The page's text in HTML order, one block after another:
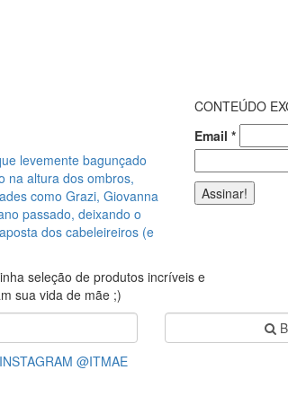
levemente bagunçado
na altura dos ombros,
como Grazi, Giovanna
passado, deixando o
dos cabeleireiros (e
CONTEÚDO
Email *
seleção de produtos incríveis e
sua vida de mãe ;)
@ITMAE